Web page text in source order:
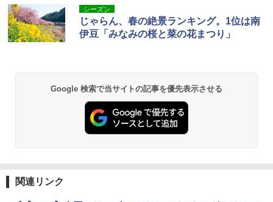
[キャンパーズコレクション 山善] ポップアッ
プテント 傘みたいに広げて畳める パッとサ
ッとサンシェード キューブ フルクローズ メ
ッシュ 簡単設置 ワンタッチテント キャンプ
ENDLESS BASE 《めざましテレビで紹介》
テント ワンタッチ RENEW 幅200 2-3人用 43
500002(88859)
￥5,999
DEWEL パラソル 大型 ビーチ アウトドアパ
ラソル ガーデン サイトシート付 折りたたみ
防水 UVカット 4段階高さ調整 軽量 収納袋付
き
GRANDOOR ステンレス保冷剤 2個セット 2
026リニューアル 急速冷凍 空間倍増 衛生的
コンパクト 保冷力長持ち
￥2,980
シーズン
じゃらん、春の絶景ランキング。1位は南
伊豆「みなみの桜と菜の花まつり」
Google 検索で当サイトの記事を優先表示させる
関連リンク